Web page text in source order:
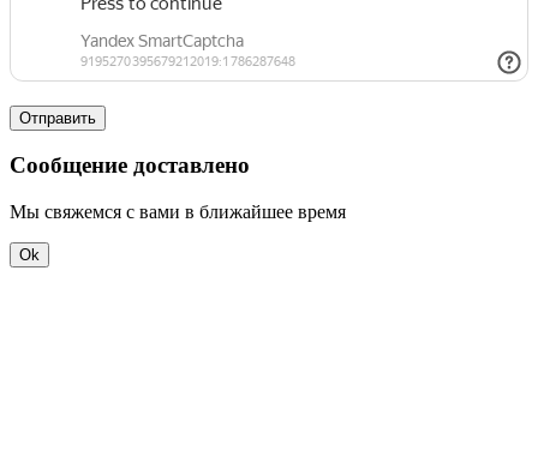
Отправить
Сообщение доставлено
Мы свяжемся с вами в ближайшее время
Ok